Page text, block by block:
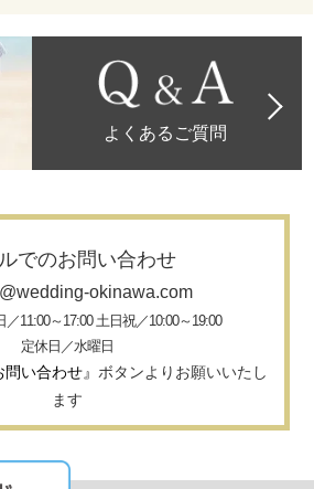
よくあるご質問
でのお問い合わせ
okinawa.com
11:00～17:00 土日祝／10:00～19:00
定休日／水曜日
問い合わせ』 ボタンよりお願いいたし
ます